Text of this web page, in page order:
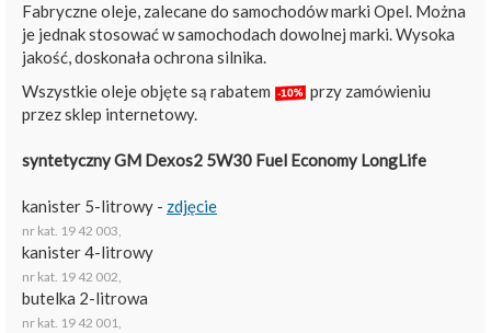
Fabryczne oleje, zalecane do samochodów marki Opel. Można
je jednak stosować w samochodach dowolnej marki. Wysoka
jakość, doskonała ochrona silnika.
Wszystkie oleje objęte są rabatem
przy zamówieniu
przez sklep internetowy.
syntetyczny GM Dexos2 5W30 Fuel Economy LongLife
kanister 5-litrowy - zdjęcie
nr kat. 19 42 003,
kanister 4-litrowy
nr kat. 19 42 002,
butelka 2-litrowa
nr kat. 19 42 001,